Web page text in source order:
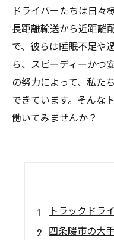
ドライバーたちは日々
長距離輸送から近距離
で、彼らは睡眠不足や
ら、スピーディーかつ
の努力によって、私た
できています。そんな
働いてみませんか？
トラックドラ
四条畷市の大